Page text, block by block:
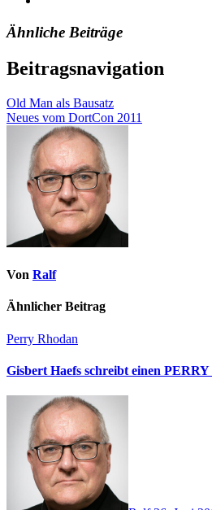
Ähnliche Beiträge
Beitragsnavigation
Old Man als Bausatz
Neues vom DortCon 2011
Von Ralf
Ähnlicher Beitrag
Perry Rhodan
Gisbert Haefs schreibt einen